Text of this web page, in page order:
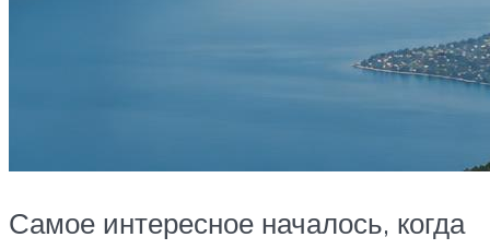
Самое интересное началось, когда